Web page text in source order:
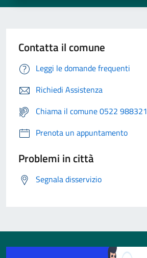
Contatta il comune
Leggi le domande frequenti
Richiedi Assistenza
Chiama il comune 0522 988321
Prenota un appuntamento
Problemi in città
Segnala disservizio